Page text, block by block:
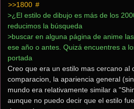
>>1800 #
>¿El estilo de dibujo es más de los
reducimos la búsqueda
>buscar en alguna página de anime
ese año o antes. Quizá encuentres a
portada
Creo que era un estilo mas cercano al
comparacion, la apariencia general
mundo era relativamente similar a
aunque no puedo decir que el estilo